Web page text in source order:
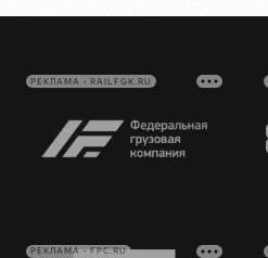
РЕКЛАМА • RAILFGK.RU
РЕКЛАМА • FPC.RU